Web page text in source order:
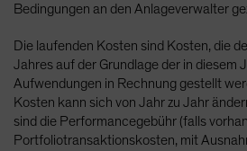
Bedingungen an den Anlageverwalter
Die laufenden Kosten sind Kosten, die
Jahres auf der Grundlage der in diesem
Aufwendungen in Rechnung gestellt
Kosten kann sich von Jahr zu Jahr
sind die Performancegebühr (falls
Portfoliotransaktionskosten, mit